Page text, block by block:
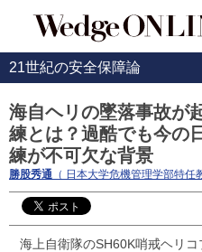
21世紀の安全保障論
海自ヘリの墜落事故が
練とは？過酷でも今の
練が不可欠な背景
勝股秀通 （ 日本大学危機管理学部特任
海上自衛隊のSH60K哨戒ヘリ